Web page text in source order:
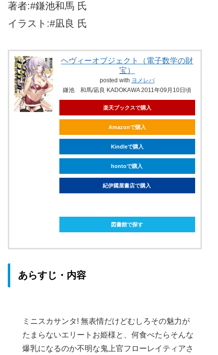
著者:#鎌池和馬 氏
イラスト:#凪良 氏
ヘヴィーオブジェクト（電子数学の財
宝）
posted with ヨメレバ
鎌池 和馬/凪良 KADOKAWA 2011年09月10日頃
楽天ブックスで購入
Amazonで購入
Kindleで購入
hontoで購入
紀伊國屋書店で購入
図書館で探す
あらすじ・内容
ミニスカサンタ! 無表情だけどむしろその魅力が
たまらないエリートお姫様と、何食べたらそんな
爆乳になるのか不明な鬼上官フローレイティアさ